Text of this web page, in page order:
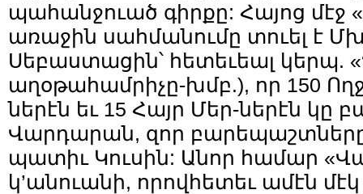
պահանջուած գիրքը: Հայոց
առաջին սահմանումը տուել է
Սեբաստացին՝ հետեւեալ կերպ.
աղօթահամրիչը-խմբ.), որ 150
ներէն եւ 15 Հայր Մեր-ներէն կը
Վարդարան, զոր բարեպաշտները
պատիւ Կուսին: Անոր համար
կ’անուանի, որովհետեւ ամէն մէկ